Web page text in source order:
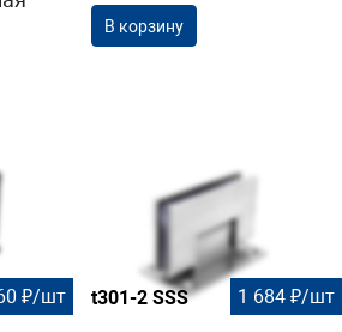
В корзину
₽/шт t301-2 SSS 1 684 ₽/шт